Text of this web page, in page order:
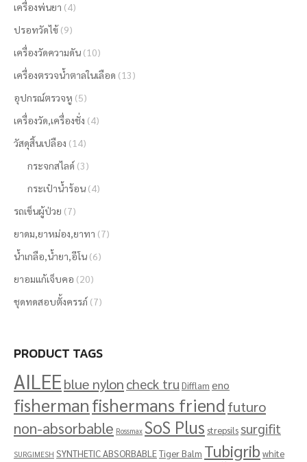
เครื่องพ่นยา (4)
ปรอทวัดไข้ (9)
เครื่องวัดความดัน (10)
เครื่องตรวจน้ำตาลในเลือด (13)
อุปกรณ์ตรวจหู (5)
เครื่องวัด,เครื่องชั่ง (4)
วัสดุสิ้นเปลือง (14)
กระจกสไลด์ (3)
กระเป๋าน้ำร้อน (4)
รถเข็นผู้ป่วย (7)
ยาดม,ยาหม่อง,ยาทา (7)
น้ำเกลือ,น้ำยา,อีโน (6)
ยาอมแก้เจ็บคอ (20)
ชุดทดสอบตั้งครรภ์ (7)
PRODUCT TAGS
AILEEblue nylon check tru Difflam eno
fishermanfishermans friend futuro
non-absorbable Rossmax SoS Plus strepsils surgifit
SURGIMESH SYNTHETIC ABSORBABLETiger Balm Tubigrib white